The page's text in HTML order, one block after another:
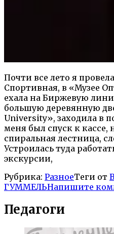
Почти все лето я
Спортивная, в «Музее
ехала на Биржевую
большую деревянную
University», заходила в
меня был спуск к
спиральная лестница,
Устроилась туда
экскурсии,
Рубрика: РазноеТеги от
ГУММЕЛЬНапишите
Педагоги